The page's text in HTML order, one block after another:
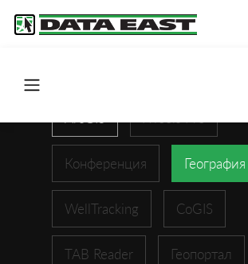
Конференция География
WellTracking CoGIS
TAB Reader Геопортал